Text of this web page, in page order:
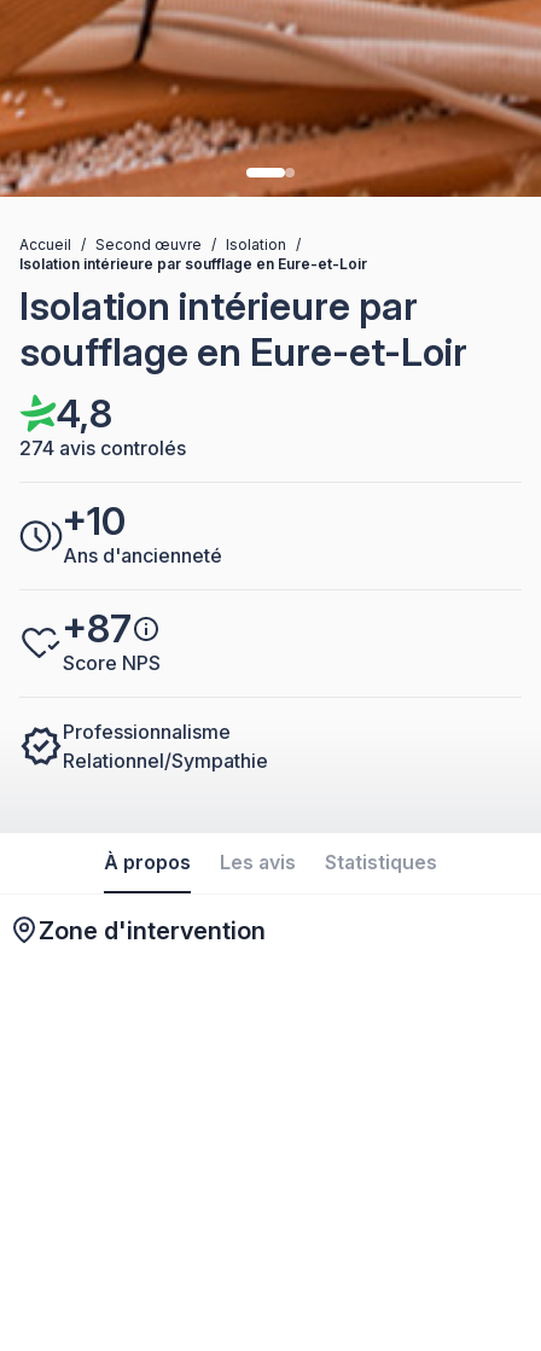
Accueil / Second œuvre / Isolation
/
Isolation intérieure par soufflage en Eure-et-Loir
Isolation intérieure par
soufflage en Eure-et-Loir
4,8
274 avis controlés
+10
Ans d'ancienneté
+87
Score NPS
Professionnalisme
Relationnel/Sympathie
À propos Les avis Statistiques
Zone d'intervention